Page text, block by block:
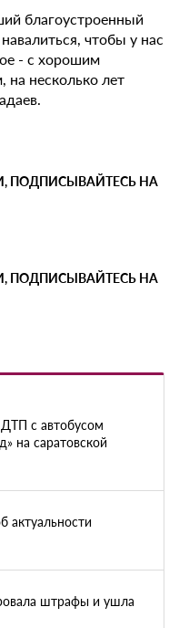
благоустроенный
чтобы у нас
- с хорошим
на несколько лет
ПОДПИСЫВАЙТЕСЬ НА
ПОДПИСЫВАЙТЕСЬ НА
с автобусом
на саратовской
актуальности
штрафы и ушла